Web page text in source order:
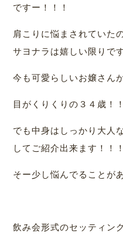
ですー！！！
肩こりに悩まされていた
サヨナラは嬉しい限りで
今も可愛らしいお嬢さん
目がくりくりの３４歳！
でも中身はしっかり大人
してご紹介出来ます！！
そー少し悩んでることが
飲み会形式のセッティン